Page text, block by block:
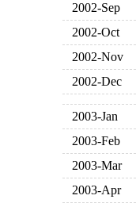
2002-Sep
2002-Oct
2002-Nov
2002-Dec
2003-Jan
2003-Feb
2003-Mar
2003-Apr